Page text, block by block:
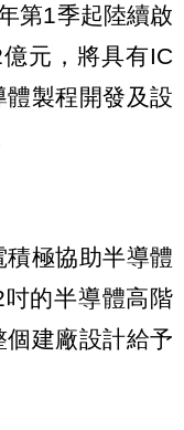
第1季起陸續啟
元，將具有IC
製程開發及設
極協助半導體
的半導體高階
建廠設計給予